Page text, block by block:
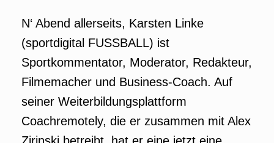
N‘ Abend allerseits, Karsten Linke
(sportdigital FUSSBALL) ist
Sportkommentator, Moderator, Redakteur,
Filmemacher und Business-Coach. Auf
seiner Weiterbildungsplattform
Coachremotely, die er zusammen mit Alex